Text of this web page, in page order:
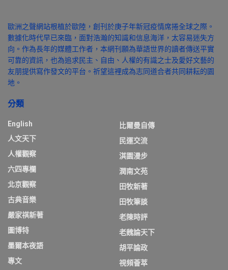
歐洲之聲網站根植於歐陸，創刊於庚子年新冠疫情席捲全球之際。
數據化時代早已來臨，面對浩瀚的知識和信息海洋，太容易迷失方
向。作為長年的媒體工作者，本網刊願為華語世界的讀者傳送平實
可靠的資訊，也為追求民主、自由、人權的有識之士及愛好文藝的
友朋提供寫作發文的平台。祈望這裡成為志同道合者共同耕耘的園
地。
分類
English
人文天下
人權觀察
六四專欄
北京觀察
古典音樂
嚴家祺新著
圖博特
墨爾本夜語
專文
比爾曼自傳
民運交流
淇園漫步
潤南文苑
田牧新著
田牧筆談
老陳時評
老魏論天下
胡平論政
視頻薈萃